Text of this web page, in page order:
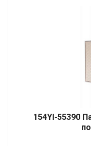
154YI-55390